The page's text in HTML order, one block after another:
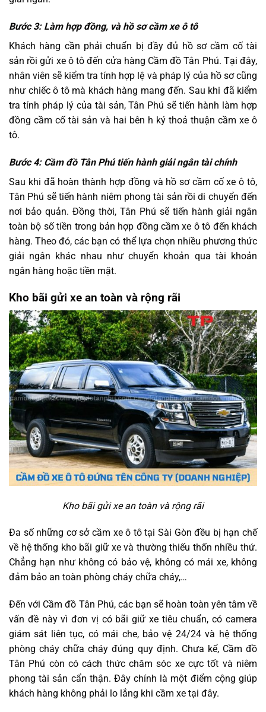
Bước 3: Làm hợp đồng, và hồ sơ cầm xe ô tô
Khách hàng cần phải chuẩn bị đầy đủ hồ sơ cầm cố tài
sản rồi gửi xe ô tô đến cửa hàng Cầm đồ Tân Phú. Tại đây,
nhân viên sẽ kiểm tra tính hợp lệ và pháp lý của hồ sơ cũng
như chiếc ô tô mà khách hàng mang đến. Sau khi đã kiểm
tra tính pháp lý của tài sản, Tân Phú sẽ tiến hành làm hợp
đồng cầm cố tài sản và hai bên h ký thoả thuận cầm xe ô
tô.
Bước 4: Cầm đồ Tân Phú tiến hành giải ngân tài chính
Sau khi đã hoàn thành hợp đồng và hồ sơ cầm cố xe ô tô,
Tân Phú sẽ tiến hành niêm phong tài sản rồi di chuyển đến
nơi bảo quản. Đồng thời, Tân Phú sẽ tiến hành giải ngân
toàn bộ số tiền trong bản hợp đồng cầm xe ô tô đến khách
hàng. Theo đó, các bạn có thể lựa chọn nhiều phương thức
giải ngân khác nhau như chuyển khoản qua tài khoản
ngân hàng hoặc tiền mặt.
Kho bãi gửi xe an toàn và rộng rãi
Kho bãi gửi xe an toàn và rộng rãi
Đa số những cơ sở cầm xe ô tô tại Sài Gòn đều bị hạn chế
về hệ thống kho bãi giữ xe và thường thiếu thốn nhiều thứ.
Chẳng hạn như không có bảo vệ, không có mái xe, không
đảm bảo an toàn phòng cháy chữa cháy,…
Đến với Cầm đồ Tân Phú, các bạn sẽ hoàn toàn yên tâm về
vấn đề này vì đơn vị có bãi giữ xe tiêu chuẩn, có camera
giám sát liên tục, có mái che, bảo vệ 24/24 và hệ thống
phòng cháy chữa cháy đúng quy định. Chưa kể, Cầm đồ
Tân Phú còn có cách thức chăm sóc xe cực tốt và niêm
phong tài sản cẩn thận. Đây chính là một điểm cộng giúp
khách hàng không phải lo lắng khi cầm xe tại đây.